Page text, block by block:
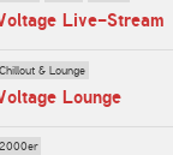
Live-Stream
Chillout & Lounge
Lounge
2000er